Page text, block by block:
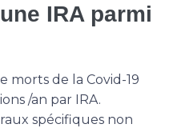
IRA parmi
morts de la Covid-19
/an par IRA.
spécifiques non